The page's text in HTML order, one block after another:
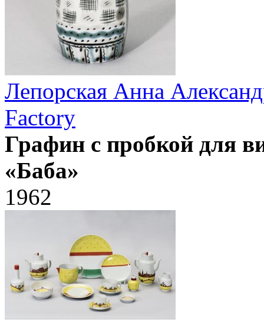
Лепорская Анна
Factory
Графин с пробкой для
«Баба»
1962